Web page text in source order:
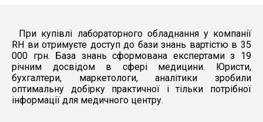
При купівлі лабораторного обладнання у компанії
RH ви отримуєте доступ до бази знань вартістю в 35
000 грн. База знань сформована експертами з 19
річним досвідом в сфері медицини. Юристи,
бухгалтери, маркетологи, аналітики зробили
оптимальну добірку практичної і тільки потрібної
інформації для медичного центру.